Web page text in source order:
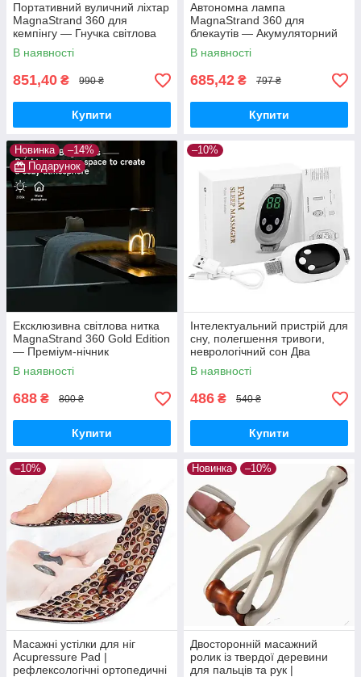
Портативний вуличний ліхтар
MagnaStrand 360 для
кемпінгу — Гнучка світлова
нитка 360° з магнітним
кріпленням та Type-C
В наявності
851,40 ₴ 990 ₴
Купити
Автономна лампа
MagnaStrand 360 для
блекаутів — Акумуляторний
світильник «Квантовий дріт» з
Type-C та потужним магнітом
В наявності
685,42 ₴ 797 ₴
Купити
Новинка
–14%
Подарунок
Ексклюзивна світлова нитка
MagnaStrand 360 Gold Edition
— Преміум-нічник
трансформер, дизайнерська
LED-лампа
В наявності
688 ₴ 800 ₴
Купити
–10%
Інтелектуальний пристрій для
сну, полегшення тривоги,
неврологічний сон Два
режими, 20 рівнів
інтенсивності
В наявності
486 ₴ 540 ₴
Купити
–10%
Масажні устілки для ніг
Acupressure Pad |
рефлексологічні ортопедичні
Новинка –10%
Двосторонній масажний
ролик із твердої деревини
для пальців та рук |